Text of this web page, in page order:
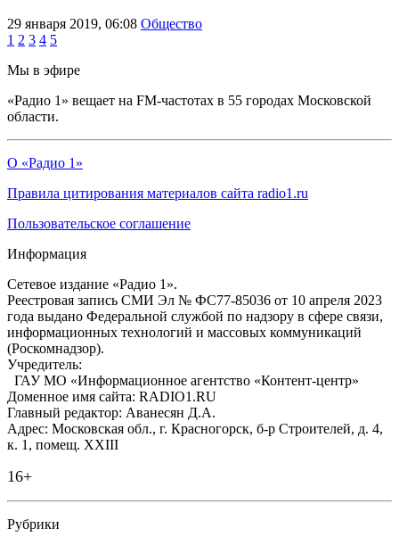
29 января 2019, 06:08 Общество
1 2 3 4 5
Мы в эфире
«Радио 1» вещает на FM-частотах в 55 городах Московской
области.
О «Радио 1»
Правила цитирования материалов сайта radio1.ru
Пользовательское соглашение
Информация
Сетевое издание «Радио 1».
Реестровая запись СМИ Эл № ФС77-85036 от 10 апреля 2023
года выдано Федеральной службой по надзору в сфере связи,
информационных технологий и массовых коммуникаций
(Роскомнадзор).
Учредитель:
ГАУ МО «Информационное агентство «Контент-центр»
Доменное имя сайта: RADIO1.RU
Главный редактор: Аванесян Д.А.
Адрес: Московская обл., г. Красногорск, б-р Строителей, д. 4,
к. 1, помещ. XXIII
16+
Рубрики